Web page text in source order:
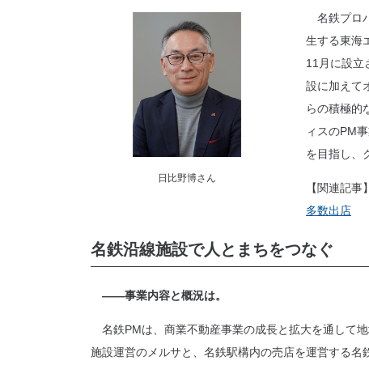
日比野博さん
名鉄プロ
生する東海
11月に設立
設に加えて
らの積極的
ィスのPM
を目指し、
【関連記事】
多数出店
名鉄沿線施設で人とまちをつなぐ
――事業内容と概況は。
名鉄PMは、商業不動産事業の成長と拡大を通して
施設運営のメルサと、名鉄駅構内の売店を運営する